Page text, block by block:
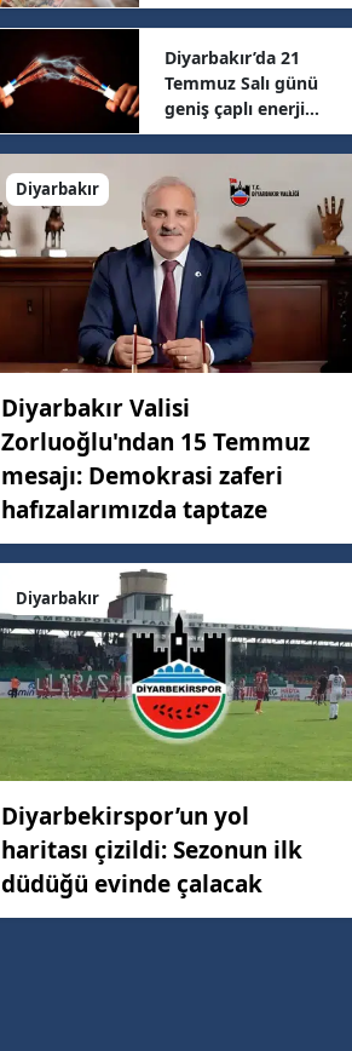
4.18 km/h
4.07 km/h
3.74 km/h
sonrası güncel fiyatlar
belli oldu
Diyarbakır’da 21
Temmuz Salı günü
geniş çaplı enerji
mesaisi: 16 ilçede
elektrikler kesilecek
Diyarbakır
Diyarbakır Valisi
Zorluoğlu'ndan 15 Temmuz
mesajı: Demokrasi zaferi
hafızalarımızda taptaze
Diyarbakır
Diyarbekirspor’un yol
haritası çizildi: Sezonun ilk
düdüğü evinde çalacak